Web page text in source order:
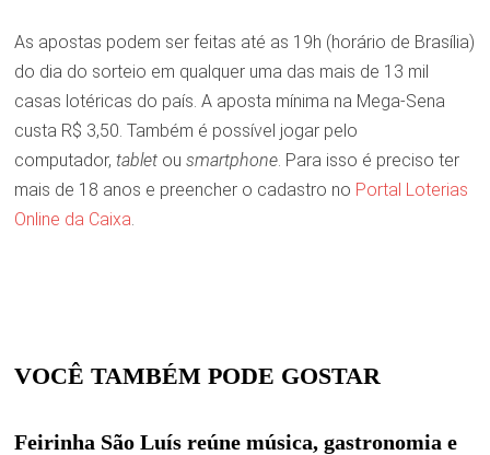
As apostas podem ser feitas até as 19h (horário de Brasília)
do dia do sorteio em qualquer uma das mais de 13 mil
casas lotéricas do país. A aposta mínima na Mega-Sena
custa R$ 3,50. Também é possível jogar pelo
computador, tablet ou smartphone. Para isso é preciso ter
mais de 18 anos e preencher o cadastro no Portal Loterias
Online da Caixa.
VOCÊ TAMBÉM PODE GOSTAR
Feirinha São Luís reúne música, gastronomia e